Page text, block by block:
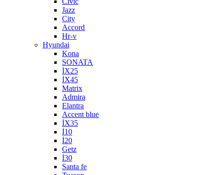
Jazz
City
Accord
Hr-v
Hyundai
Kona
SONATA
İX25
İX45
Matrix
Admira
Elantra
Accent blue
İX35
İ10
İ20
Getz
İ30
Santa fe